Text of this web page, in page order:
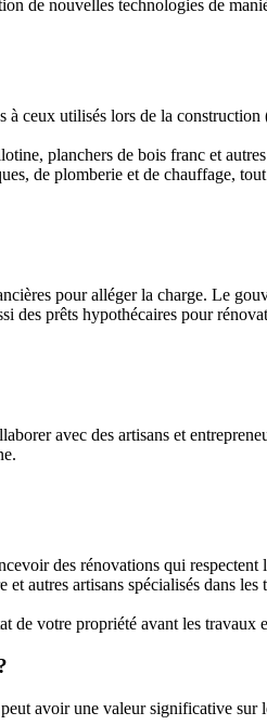
de nouvelles technologies de
à ceux utilisés lors de la
planchers de bois franc et
de plomberie et de chauffage,
pour alléger la charge. Le
des prêts hypothécaires pour
avec des artisans et
des rénovations qui respectent
et autres artisans spécialisés dans
de votre propriété avant les travaux
avoir une valeur significative